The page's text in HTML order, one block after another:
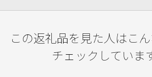
この返礼品を見た人はこ
チェックしていま